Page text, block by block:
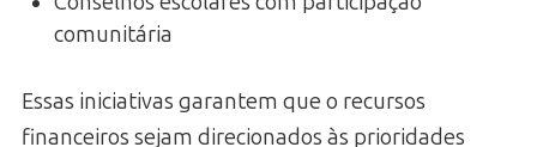
comunitária
Essas iniciativas garantem que o recursos
financeiros sejam direcionados às prioridades